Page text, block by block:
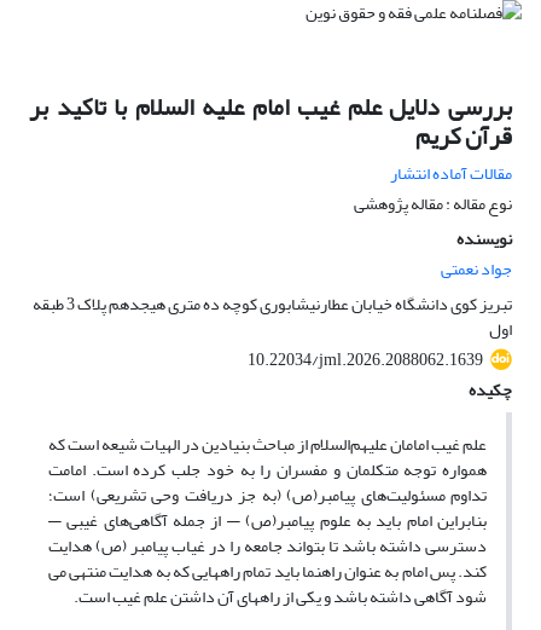
بررسی دلایل علم غیب امام علیه السلام با تاکید بر
قرآن کریم
مقالات آماده انتشار
نوع مقاله : مقاله پژوهشی
نویسنده
جواد نعمتی
تبریز کوی دانشگاه خیابان عطارنیشابوری کوچه ده متری هیجدهم پلاک 3 طبقه
اول
10.22034/jml.2026.2088062.1639
چکیده
علم غیب امامان علیهم‌السلام از مباحث بنیادین در الهیات شیعه است که
همواره توجه متکلمان و مفسران را به خود جلب کرده است. امامت
تداوم مسئولیت‌های پیامبر(ص) (به جز دریافت وحی تشریعی) است؛
بنابراین امام باید به علوم پیامبر(ص) — از جمله آگاهی‌های غیبی —
دسترسی داشته باشد تا بتواند جامعه را در غیاب پیامبر (ص) هدایت
کند. پس امام به عنوان راهنما باید تمام راههایی که به هدایت منتهی می
شود آگاهی داشته باشد و یکی از راههای آن داشتن علم غیب است.